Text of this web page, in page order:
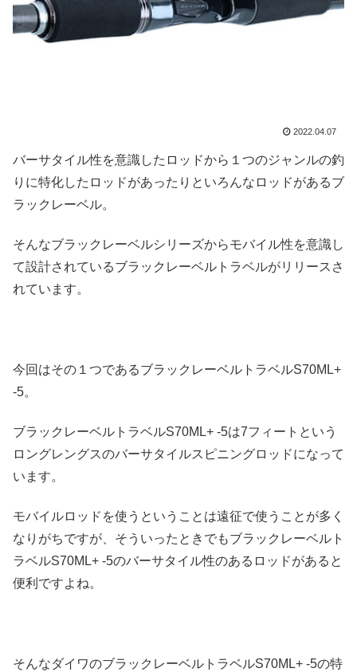
2022.04.07
バーサタイル性を意識したロッドから１つのジャンルの釣
りに特化したロッドがあったりといろんなロッドがあるブ
ラックレーベル。
そんなブラックレーベルシリーズからモバイル性を意識し
て設計されているブラックレーベルトラベルがリリースさ
れています。
今回はその１つであるブラックレーベルトラベルS70ML+
-5。
ブラックレーベルトラベルS70ML+ -5は7フィートという
ロングレングスのバーサタイルスピニングロッドになって
います。
モバイルロッドを使うということは遠征で使うことが多く
なりがちですが、そういったときでもブラックレーベルト
ラベルS70ML+ -5のバーサタイル性のあるロッドがあると
便利ですよね。
そんなダイワのブラックレーベルトラベルS70ML+ -5の特